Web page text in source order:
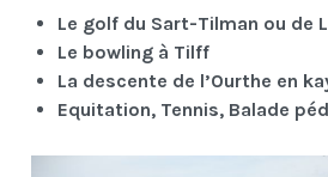
Le golf du Sart-Tilman ou de
Le bowling à Tilff
La descente de l’Ourthe en
Equitation, Tennis, Balade